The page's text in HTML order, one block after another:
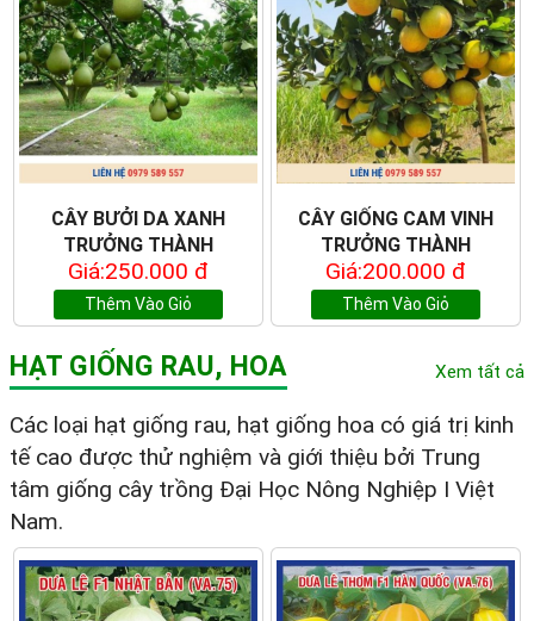
CÂY BƯỞI DA XANH
TRƯỞNG THÀNH
Giá:250.000 đ
Thêm Vào Giỏ
CÂY GIỐNG CAM VINH
TRƯỞNG THÀNH
Giá:200.000 đ
Thêm Vào Giỏ
HẠT GIỐNG RAU, HOA Xem tất cả
Các loại hạt giống rau, hạt giống hoa có giá trị kinh
tế cao được thử nghiệm và giới thiệu bởi Trung
tâm giống cây trồng Đại Học Nông Nghiệp I Việt
Nam.